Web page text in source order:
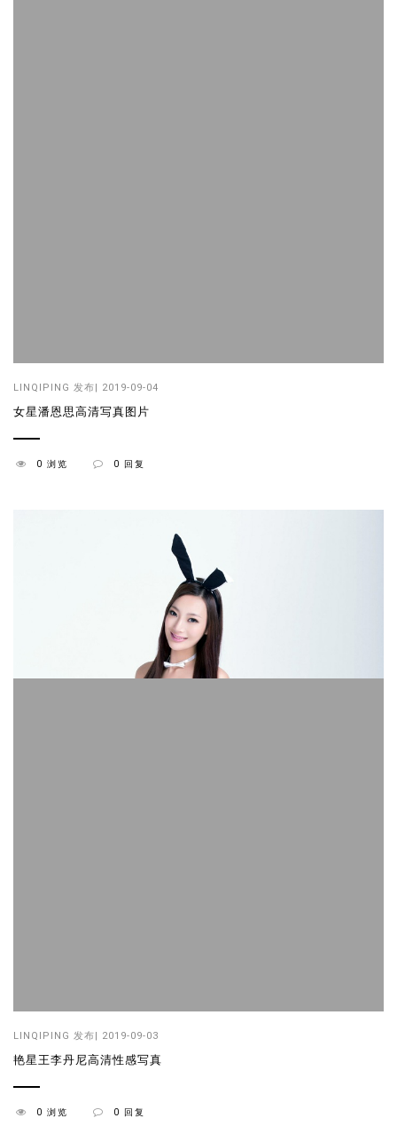
LINQIPING 发布| 2019-09-04
女星潘恩思高清写真图片
0 浏览 0 回复
LINQIPING 发布| 2019-09-03
艳星王李丹尼高清性感写真
0 浏览 0 回复